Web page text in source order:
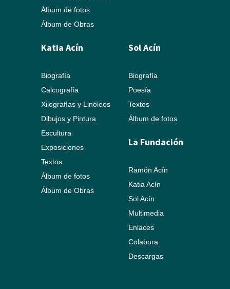
Álbum de fotos
Álbum de Obras
Katia Acín
Biografía
Calcografía
Xilografías y Linóleos
Dibujos y Pintura
Escultura
Exposiciones
Textos
Álbum de fotos
Álbum de Obras
Sol Acín
Biografía
Poesía
Textos
Álbum de fotos
La Fundación
Ramón Acín
Katia Acín
Sol Acín
Multimedia
Enlaces
Colabora
Descargas